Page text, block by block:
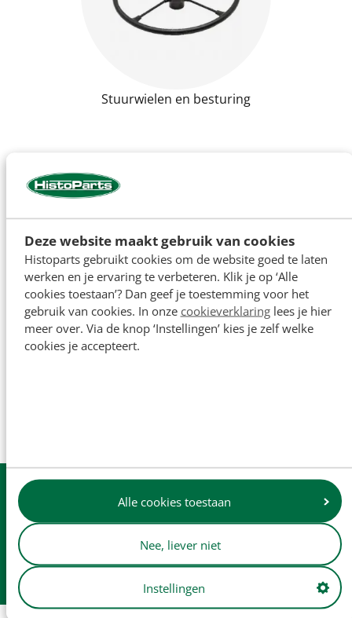
Deze website maakt gebruik van cookies
Histoparts gebruikt cookies om de website goed te laten
werken en je ervaring te verbeteren. Klik je op ‘Alle
cookies toestaan’? Dan geef je toestemming voor het
gebruik van cookies. In onze cookieverklaringlees je hier
meer over. Via de knop ‘Instellingen’ kies je zelf welke
cookies je accepteert.
Alle cookies toestaan
Nee, liever niet
Instellingen
Stuurwielen en besturing
Uitvoorraadleverbaar
verzending v.a. € 250
onze winkel